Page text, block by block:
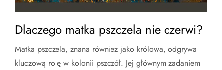
Dlaczego matka pszczela nie czerwi?
Matka pszczela, znana również jako królowa, odgrywa
kluczową rolę w kolonii pszczół. Jej głównym zadaniem